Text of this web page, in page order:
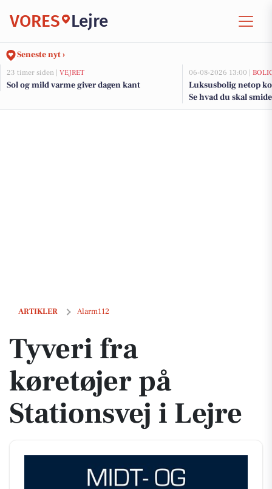
VORES Lejre
Seneste nyt ›
23 timer siden | VEJRET
Sol og mild varme giver dagen kant
06-08-2026 13:00 |
Luksusbolig netop
Se hvad du skal
adresser her
ARTIKLER Alarm112
Tyveri fra køretøjer på Stationsvej i Lejre
Tyveri fra
køretøjer på
Stationsvej i Lejre